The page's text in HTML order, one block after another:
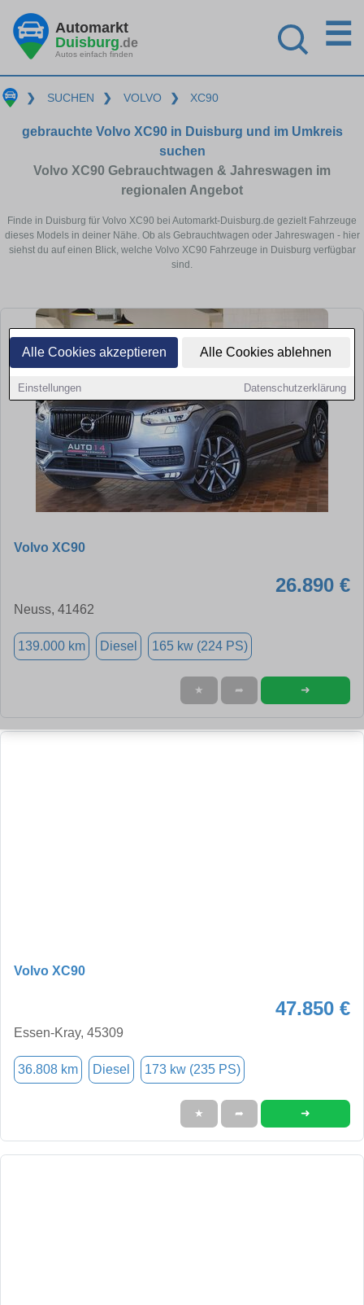
Alle Cookies akzeptieren Alle Cookies ablehnen
Einstellungen Datenschutzerklärung
Automarkt
Duisburg.de
Autos einfach finden
☰
❯ SUCHEN ❯ VOLVO ❯ XC90
gebrauchte Volvo XC90 in Duisburg und im Umkreis
suchen
Volvo XC90 Gebrauchtwagen & Jahreswagen im
regionalen Angebot
Finde in Duisburg für Volvo XC90 bei Automarkt-Duisburg.de gezielt Fahrzeuge
dieses Models in deiner Nähe. Ob als Gebrauchtwagen oder Jahreswagen - hier
siehst du auf einen Blick, welche Volvo XC90 Fahrzeuge in Duisburg verfügbar
sind.
Volvo XC90
26.890 €
Neuss, 41462
139.000 km Diesel 165 kw (224 PS)
★ ➦ ➜
Volvo XC90
47.850 €
Essen-Kray, 45309
36.808 km Diesel 173 kw (235 PS)
★ ➦ ➜